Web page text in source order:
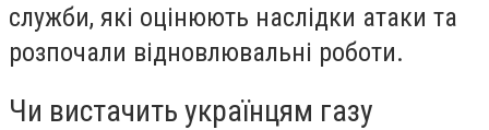
служби, які оцінюють наслідки атаки та
розпочали відновлювальні роботи.
Чи вистачить українцям газу